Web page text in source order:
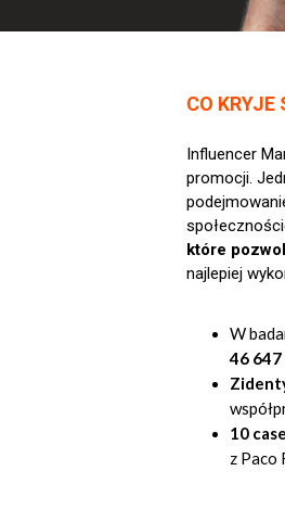
CO KRYJE
Influencer
promocji.
które
najlepiej
W
46
10
z Paco